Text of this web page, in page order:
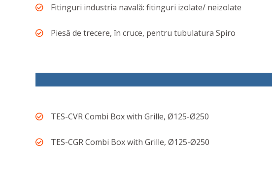
Fitinguri industria navală: fitinguri izolate/ neizolate
Piesă de trecere, în cruce, pentru tubulatura Spiro
TES-CVR Combi Box with Grille, Ø125-Ø250
TES-CGR Combi Box with Grille, Ø125-Ø250